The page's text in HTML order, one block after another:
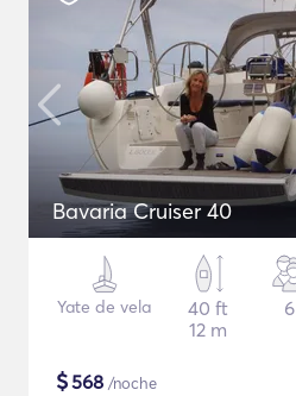
Bavaria Cruiser 40
Yate de vela
40 ft
12 m
6
$568 /noche